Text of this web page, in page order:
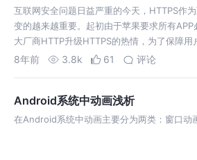
互联网安全问题日益严重的今天，HTTPS作
变的越来越重要。起初由于苹果要求所有
大厂商HTTP升级HTTPS的热情，为了保障
安全，提升用户体验，有货自然也不能落于人
8年前 3.8k 61 评论
Android系统中动画浅析
在Android系统中动画主要分为两类：窗口动